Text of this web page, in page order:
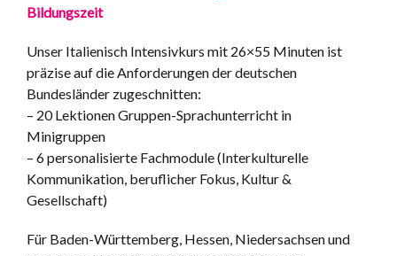
Bildungszeit
Unser Italienisch Intensivkurs mit 26×55 Minuten ist
präzise auf die Anforderungen der deutschen
Bundesländer zugeschnitten:
– 20 Lektionen Gruppen-Sprachunterricht in
Minigruppen
– 6 personalisierte Fachmodule (Interkulturelle
Kommunikation, beruflicher Fokus, Kultur &
Gesellschaft)
Für Baden-Württemberg, Hessen, Niedersachsen und